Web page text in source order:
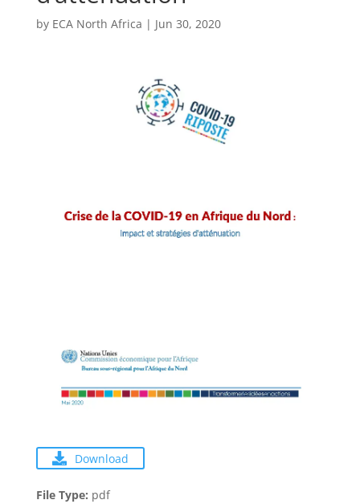
by ECA North Africa | Jun 30, 2020
Download
File Type: pdf